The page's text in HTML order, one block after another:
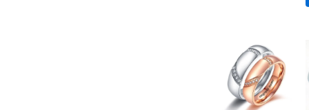
Produk
ini
memiliki
beberapa